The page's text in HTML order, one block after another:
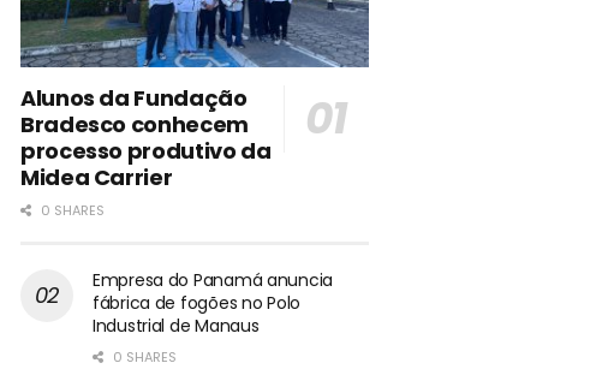
Alunos da Fundação
Bradesco conhecem
processo produtivo da
Midea Carrier
0 SHARES
Empresa do Panamá anuncia
fábrica de fogões no Polo
Industrial de Manaus
0 SHARES